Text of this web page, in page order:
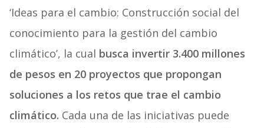
‘Ideas para el cambio: Construcción social del
conocimiento para la gestión del cambio
climático’, la cual busca invertir 3.400 millones
de pesos en 20 proyectos que propongan
soluciones a los retos que trae el cambio
climático. Cada una de las iniciativas puede